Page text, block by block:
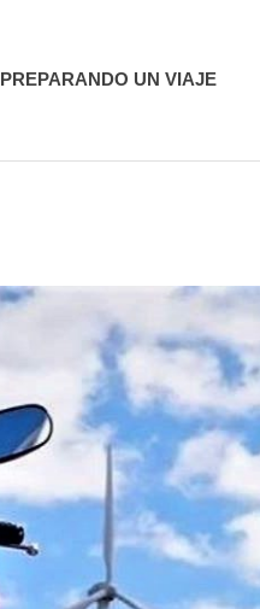
PREPARANDO UN VIAJE